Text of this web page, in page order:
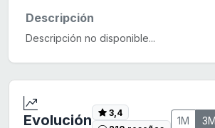
Descripción
Descripción no disponible...
Evolución
3,4
1M 3M